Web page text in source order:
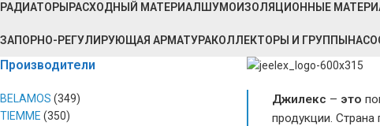
РАДИАТОРЫРАСХОДНЫЙ МАТЕРИАЛШУМОИЗОЛЯЦИОННЫЕ
ЗАПОРНО-РЕГУЛИРУЮЩАЯ АРМАТУРАКОЛЛЕКТОРЫ И ГРУППЫ
Производители
BELAMOS (349)
TIEMME (350)
Джилекс – это
продукции.